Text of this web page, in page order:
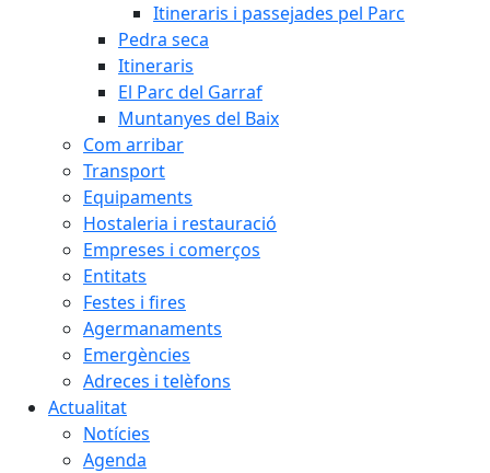
Itineraris i passejades pel Parc
Pedra seca
Itineraris
El Parc del Garraf
Muntanyes del Baix
Com arribar
Transport
Equipaments
Hostaleria i restauració
Empreses i comerços
Entitats
Festes i fires
Agermanaments
Emergències
Adreces i telèfons
Actualitat
Notícies
Agenda